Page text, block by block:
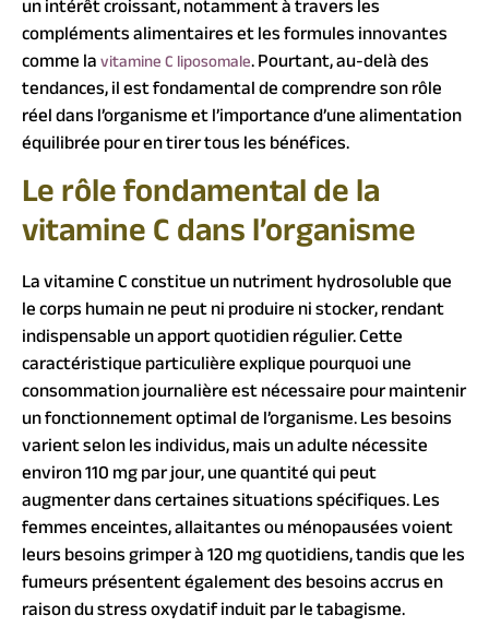
un intérêt croissant, notamment à travers les
compléments alimentaires et les formules innovantes
comme lavitamine C liposomale. Pourtant, au-delà des
tendances, il est fondamental de comprendre son rôle
réel dans l’organisme et l’importance d’une alimentation
équilibrée pour en tirer tous les bénéfices.
Le rôle fondamental de la
vitamine C dans l’organisme
La vitamine C constitue un nutriment hydrosoluble que
le corps humain ne peut ni produire ni stocker, rendant
indispensable un apport quotidien régulier. Cette
caractéristique particulière explique pourquoi une
consommation journalière est nécessaire pour maintenir
un fonctionnement optimal de l’organisme. Les besoins
varient selon les individus, mais un adulte nécessite
environ 110 mg par jour, une quantité qui peut
augmenter dans certaines situations spécifiques. Les
femmes enceintes, allaitantes ou ménopausées voient
leurs besoins grimper à 120 mg quotidiens, tandis que les
fumeurs présentent également des besoins accrus en
raison du stress oxydatif induit par le tabagisme.